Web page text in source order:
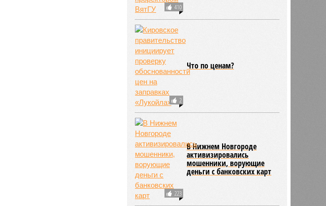
410
2
Что по ценам?
223
В Нижнем Новгороде
активизировались
мошенники, ворующие
деньги с банковских карт